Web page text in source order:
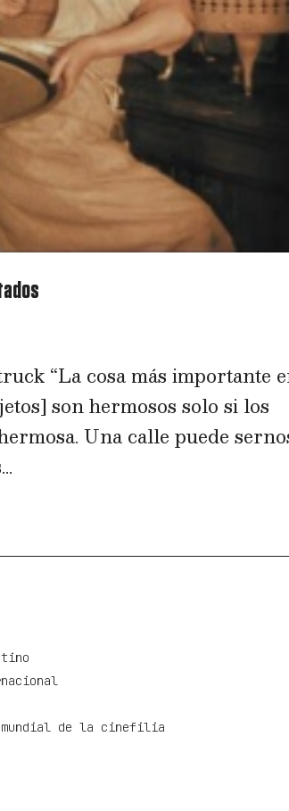
“La cosa más importante
son hermosos solo si los
Una calle puede
mundial de la cinefilia